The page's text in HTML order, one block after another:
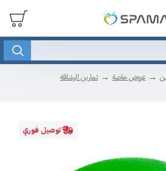
عروض خاصة
تمارين الرشاقة
توصيل فوري